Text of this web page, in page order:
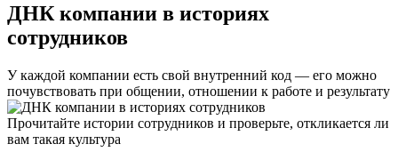
ДНК компании в историях
сотрудников
У каждой компании есть свой внутренний код — его можно
почувствовать при общении, отношении к работе и результату
Прочитайте истории сотрудников и проверьте, откликается ли
вам такая культура